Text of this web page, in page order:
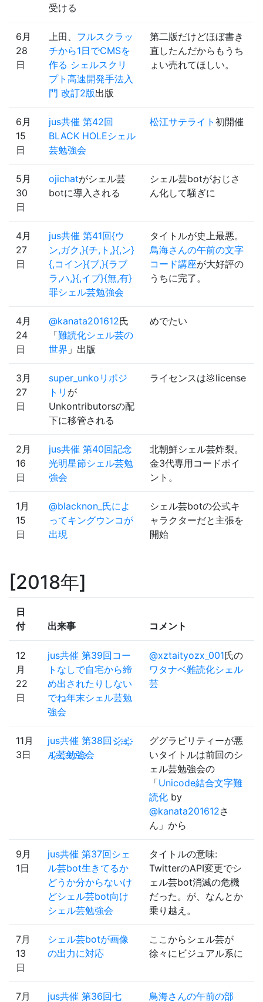
受ける
6月
28
日
上田、 フルスクラッ
チから1日でCMSを
作る シェルスクリ
プト高速開発手法入
門 改訂2版出版
第二版だけどほぼ書き
直したんだからもうち
ょい売れてほしい。
6月
15
日
jus共催 第42回
BLACK HOLEシェル
芸勉強会
松江サテライト 初開催
5月
30
日
ojichatがシェル芸
botに導入される
シェル芸botがおじさ
ん化して騒ぎに
4月
27
日
jus共催 第41回{ウ
ン,ガク,}{チ,ト,}{,ン}
{,コイン}{ブ,}{ラブ
ラ,ハ,}{,イブ}{無,有}
罪シェル芸勉強会
タイトルが史上最悪。
鳥海さんの午前の文字
コード講座が大好評の
うちに完了。
4月
24
日
@kanata201612氏
「難読化シェル芸の
世界 」出版
めでたい
3月
27
日
super_unkoリポジ
トリ が
Unkontributorsの配
下に移管される
ライセンスは💩license
2月
16
日
jus共催 第40回記念
光明星節シェル芸勉
強会
北朝鮮シェル芸炸裂。
金3代専用コードポイ
ント。
1月
15
日
@blacknon_氏によ
ってキングウンコが
出現
シェル芸botの公式キ
ャラクターだと主張を
開始
2018年
日
付
出来事 コメント
12
月
22
日
jus共催 第39回コー
トなしで自宅から締
め出されたりしない
でね年末シェル芸勉
強会
@xztaityozx_001氏の
ワタナベ難読化シェル
芸
11月
3日
jus共催 第38回シ҈҉ェ҈҉
ル҈҉芸҈҉勉҈҉強҈҉会
ググラビリティーが悪
いタイトルは前回のシ
ェル芸勉強会の
「Unicode結合文字難
読化 by
@kanata201612さ
ん」から
9月
1日
jus共催 第37回シェ
ル芸bot生きてるか
どうか分からないけ
どシェル芸bot向け
シェル芸勉強会
タイトルの意味:
TwitterのAPI変更でシ
ェル芸bot消滅の危機
だった。が、なんとか
乗り越え。
7月
13
日
シェル芸botが画像
の出力に対応
ここからシェル芸が
徐々にビジュアル系に
7月 jus共催 第36回七 鳥海さんの午前の部